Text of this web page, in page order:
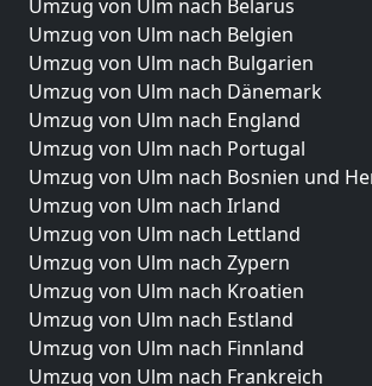
Umzug von Ulm nach Belarus
Umzug von Ulm nach Belgien
Umzug von Ulm nach Bulgarien
Umzug von Ulm nach Dänemark
Umzug von Ulm nach England
Umzug von Ulm nach Portugal
Umzug von Ulm nach Bosnien und
Umzug von Ulm nach Irland
Umzug von Ulm nach Lettland
Umzug von Ulm nach Zypern
Umzug von Ulm nach Kroatien
Umzug von Ulm nach Estland
Umzug von Ulm nach Finnland
Umzug von Ulm nach Frankreich